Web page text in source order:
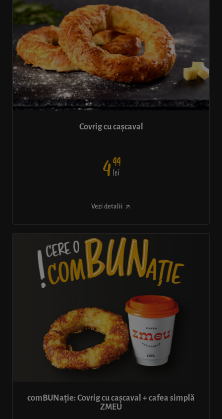
Covrig cu cașcaval
499
lei
Vezi detalii
comBUNație: Covrig cu cașcaval + cafea simplă
ZMEU